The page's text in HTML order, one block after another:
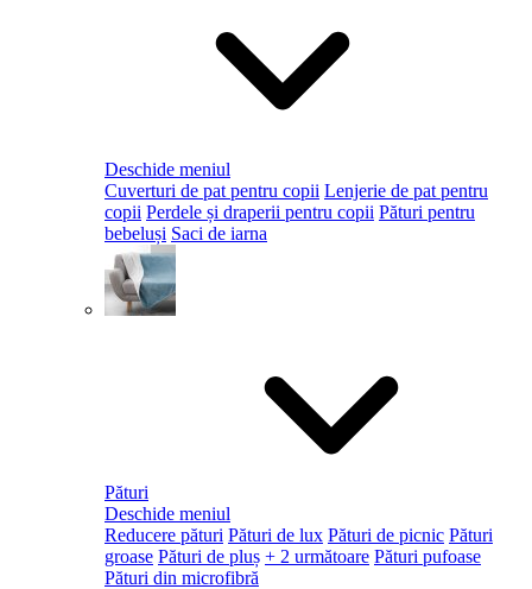
Deschide meniul
Cuverturi de pat pentru copii Lenjerie de pat pentru
copii Perdele și draperii pentru copii Pături pentru
bebeluși Saci de iarna
Pături
Deschide meniul
Reducere pături Pături de lux Pături de picnic Pături
groase Pături de pluș + 2 următoare Pături pufoase
Pături din microfibră